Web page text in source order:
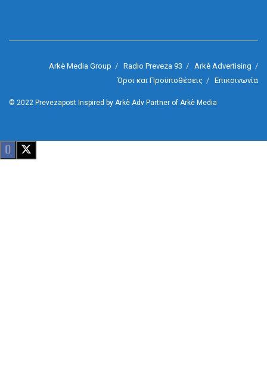
Arkè Media Group Radio Preveza 93
Arkè Advertising
Όροι και Προϋποθέσεις
Επικοινωνία
© 2022 Prevezapost Inspired by Arkè Adv Partner of Arkè Media